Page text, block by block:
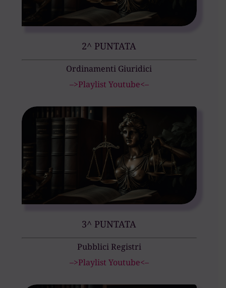
2^ PUNTATA
Ordinamenti Giuridici
–>Playlist Youtube<–
3^ PUNTATA
Pubblici Registri
–>Playlist Youtube<–